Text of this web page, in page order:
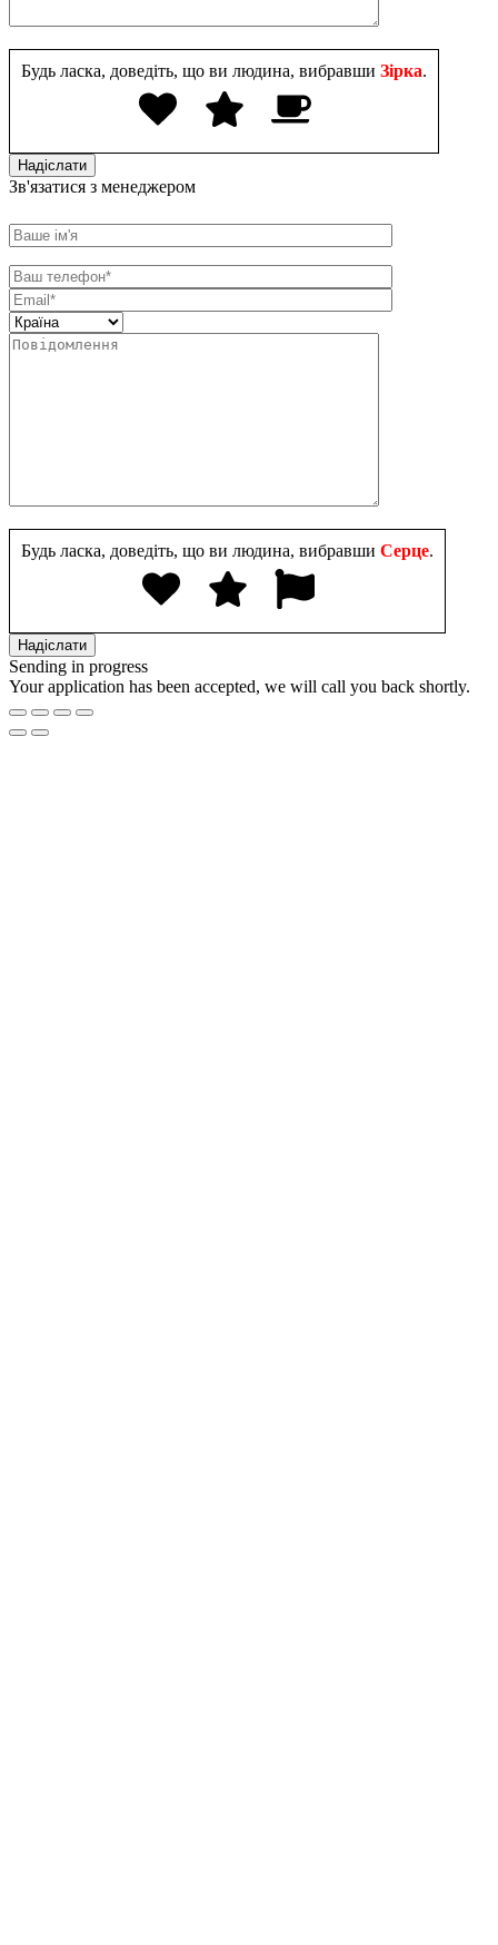
Будь ласка, доведіть, що ви людина, вибравши Зірка.
Зв'язатися з менеджером
Будь ласка, доведіть, що ви людина, вибравши Серце.
Sending in progress
Your application has been accepted, we will call you back shortly.